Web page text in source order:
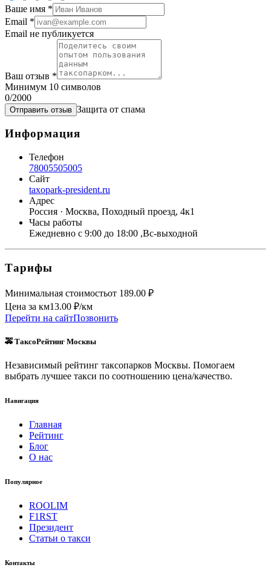
Ваше имя *
Email *
Email не публикуется
Ваш отзыв *
Минимум 10 символов
0/2000
Отправить отзыв Защита от спама
Информация
Телефон
78005505005
Сайт
taxopark-president.ru
Адрес
Россия · Москва, Походный проезд, 4к1
Часы работы
Ежедневно с 9:00 до 18:00 ,Вс-выходной
Тарифы
Минимальная стоимостьот 189.00 ₽
Цена за км13.00 ₽/км
Перейти на сайтПозвонить
🚕 ТаксоРейтинг Москвы
Независимый рейтинг таксопарков Москвы. Помогаем
выбрать лучшее такси по соотношению цена/качество.
Навигация
Главная
Рейтинг
Блог
О нас
Популярное
ROOLIM
F1RST
Президент
Статьи о такси
Контакты